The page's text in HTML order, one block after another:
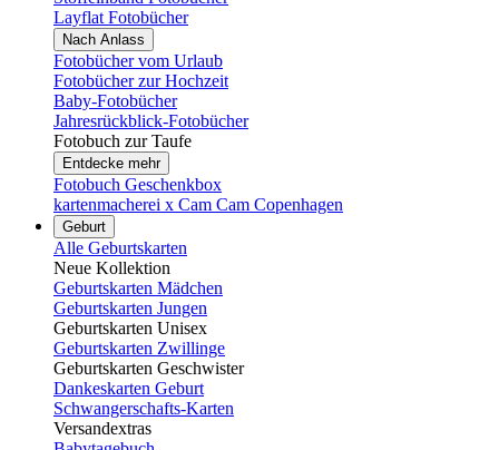
Layflat Fotobücher
Nach Anlass
Fotobücher vom Urlaub
Fotobücher zur Hochzeit
Baby-Fotobücher
Jahresrückblick-Fotobücher
Fotobuch zur Taufe
Entdecke mehr
Fotobuch Geschenkbox
kartenmacherei x Cam Cam Copenhagen
Geburt
Alle Geburtskarten
Neue Kollektion
Geburtskarten Mädchen
Geburtskarten Jungen
Geburtskarten Unisex
Geburtskarten Zwillinge
Geburtskarten Geschwister
Dankeskarten Geburt
Schwangerschafts-Karten
Versandextras